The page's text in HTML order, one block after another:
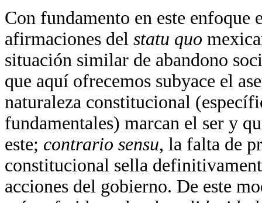
Con fundamento en este enfoque
afirmaciones del statu quo
situación similar de abandono
que aquí ofrecemos subyace el
naturaleza constitucional
fundamentales) marcan el ser y
este; contrario sensu, la falta de
constitucional sella
acciones del gobierno. De este